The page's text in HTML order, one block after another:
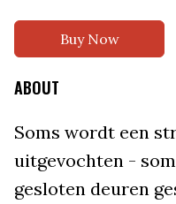
Buy Now
ABOUT
Soms wordt een
uitgevochten -
gesloten deuren